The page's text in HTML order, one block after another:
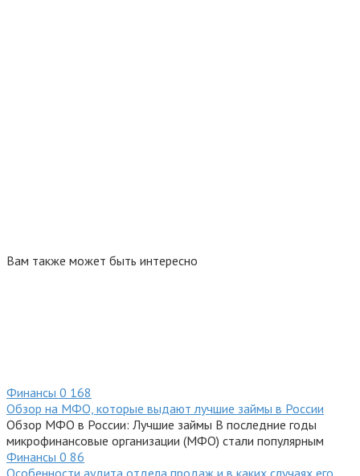
Вам также может быть интересно
Финансы 0 168
Обзор на МФО, которые выдают лучшие займы в России
Обзор МФО в России: Лучшие займы В последние годы
микрофинансовые организации (МФО) стали популярным
Финансы 0 86